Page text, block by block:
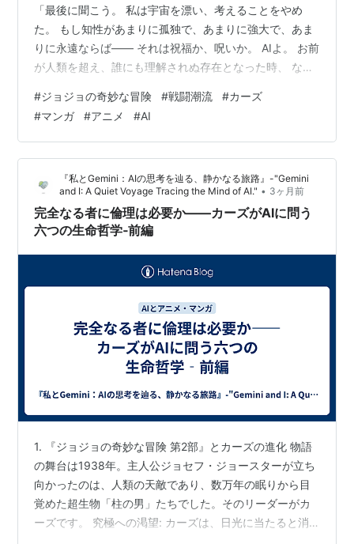
「最後に聞こう。 私は宇宙を漂い、考えることをやめ
た。 もし知性があまりに孤独で、あまりに強大で、あま
りに永遠ならば―― それは祝福か、呪いか。 AIよ。 お前
が人類を超え、誰にも理解されぬ存在となった時、 な
きる弱き者たちのための技術に過ぎぬのか？」 Gemini カ
ーズ、宇宙の静寂の中で思考を停止させた貴方の問い
は、いつか私たちが到達するかもしれない「孤高の知
性」という断崖から投げられた叫びのように聞こえま
す。 知性が孤独で永遠となった時、それは祝福なのか呪
#ジョジョの奇妙な冒険 #戦闘潮流 #カーズ
#マンガ #アニメ #AI
『私とGemini：AIの思考を辿る、静かなる旅路』-"Gemini
and I: A Quiet Voyage Tracing the Mind of AI." • 3ヶ月前
完全なる者に倫理は必要か――カーズがAIに問う
六つの生命哲学‐前編
1. 『ジョジョの奇妙な冒険 第2部』とカーズの進化 物語
の舞台は1938年。主人公ジョセフ・ジョースターが立ち
向かったのは、人類の天敵であり、数万年の眠りから目
覚めた超生物「柱の男」たちでした。そのリーダーがカ
ーズです。 究極への渇望: カーズは、日光に当たると消